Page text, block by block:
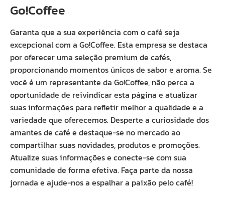
Go!Coffee
Garanta que a sua experiência com o café seja
excepcional com a Go!Coffee. Esta empresa se destaca
por oferecer uma seleção premium de cafés,
proporcionando momentos únicos de sabor e aroma. Se
você é um representante da Go!Coffee, não perca a
oportunidade de reivindicar esta página e atualizar
suas informações para refletir melhor a qualidade e a
variedade que oferecemos. Desperte a curiosidade dos
amantes de café e destaque-se no mercado ao
compartilhar suas novidades, produtos e promoções.
Atualize suas informações e conecte-se com sua
comunidade de forma efetiva. Faça parte da nossa
jornada e ajude-nos a espalhar a paixão pelo café!